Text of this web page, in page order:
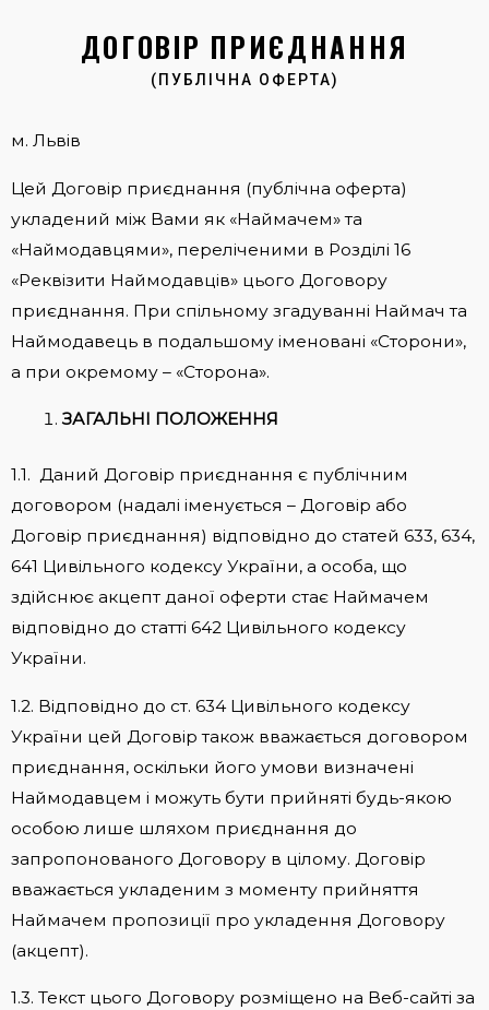
ДОГОВІР ПРИЄДНАННЯ
(ПУБЛІЧНА ОФЕРТА)
м. Львів
Цей Договір приєднання (публічна оферта)
укладений між Вами як «Наймачем» та
«Наймодавцями», переліченими в Розділі 16
«Реквізити Наймодавців» цього Договору
приєднання. При спільному згадуванні Наймач та
Наймодавець в подальшому іменовані «Сторони»,
а при окремому – «Сторона».
ЗАГАЛЬНІ ПОЛОЖЕННЯ
1.1. Даний Договір приєднання є публічним
договором (надалі іменується – Договір або
Договір приєднання) відповідно до статей 633, 634,
641 Цивільного кодексу України, а особа, що
здійснює акцепт даної оферти стає Наймачем
відповідно до статті 642 Цивільного кодексу
України.
1.2. Відповідно до ст. 634 Цивільного кодексу
України цей Договір також вважається договором
приєднання, оскільки його умови визначені
Наймодавцем і можуть бути прийняті будь-якою
особою лише шляхом приєднання до
запропонованого Договору в цілому. Договір
вважається укладеним з моменту прийняття
Наймачем пропозиції про укладення Договору
(акцепт).
1.3. Текст цього Договору розміщено на Веб-сайті за